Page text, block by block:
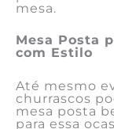
mesa.
Mesa Posta
com Estilo
Até mesmo
churrascos
mesa posta
para essa